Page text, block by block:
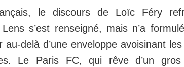
le discours de Loïc Féry
s’est renseigné, mais n’a
d’une enveloppe avoisinant
Le Paris FC, qui rêve d’un